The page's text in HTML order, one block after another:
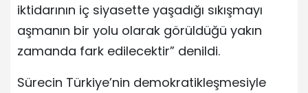
iktidarının iç siyasette yaşadığı sıkışmayı
aşmanın bir yolu olarak görüldüğü yakın
zamanda fark edilecektir” denildi.
Sürecin Türkiye’nin demokratikleşmesiyle